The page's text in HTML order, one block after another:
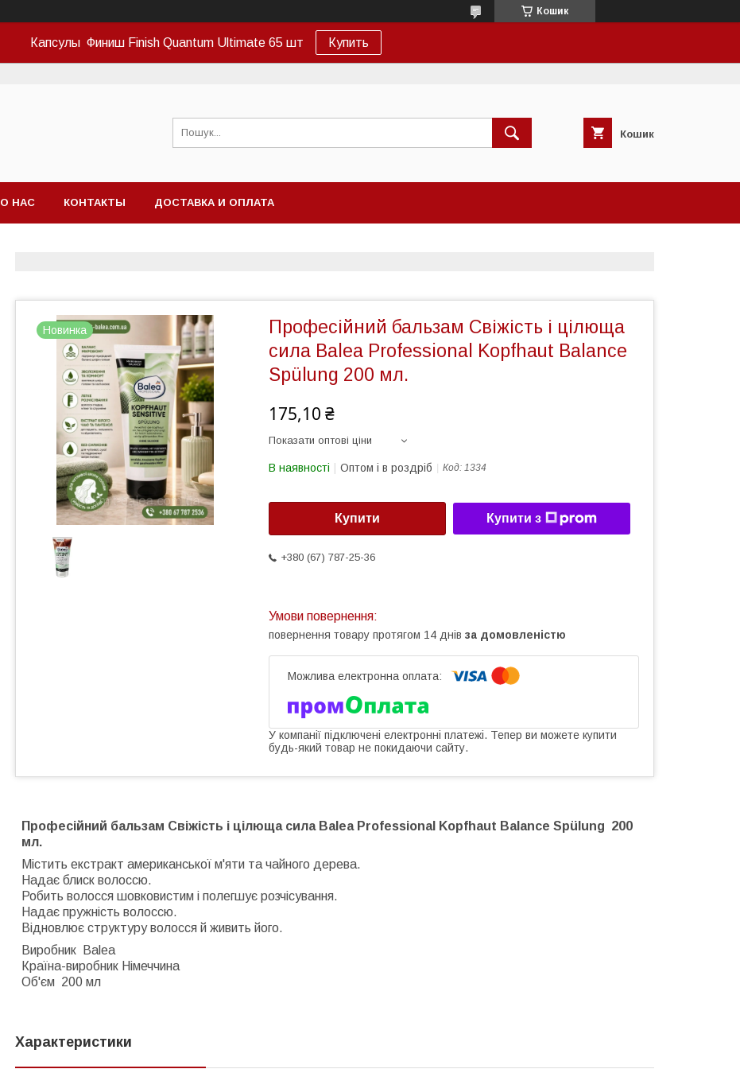
Кошик
Капсулы Финиш Finish Quantum Ultimate 65 шт Купить
Кошик
О НАС КОНТАКТЫ ДОСТАВКА И ОПЛАТА
Новинка
Професійний бальзам Свіжість і цілюща
сила Balea Professional Kopfhaut Balance
Spülung 200 мл.
175,10 ₴
Показати оптові ціни
В наявності Оптом і в роздріб Код: 1334
Купити Купити з
+380 (67) 787-25-36
повернення товару протягом 14 днів за домовленістю
У компанії підключені електронні платежі. Тепер ви можете купити
будь-який товар не покидаючи сайту.
Професійний бальзам Свіжість і цілюща сила Balea Professional Kopfhaut Balance Spülung 200
мл.
Містить екстракт американської м'яти та чайного дерева.
Надає блиск волоссю.
Робить волосся шовковистим і полегшує розчісування.
Надає пружність волоссю.
Відновлює структуру волосся й живить його.
Виробник
Balea
Країна-виробник Німеччина
Об'єм 200 мл
Характеристики